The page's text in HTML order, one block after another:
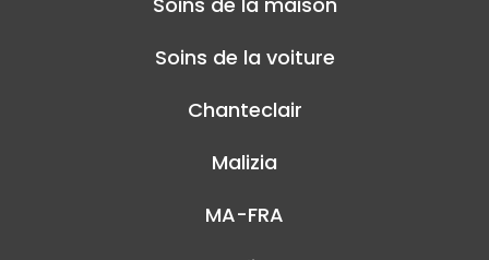
Soins de la voiture
Chanteclair
Malizia
MA-FRA